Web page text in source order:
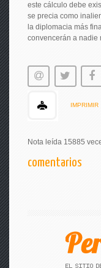
este cálculo debe
se precia como
la diplomacia más
convencerán a nadie
IMPRIMIR
Nota leída 15885
comentarios